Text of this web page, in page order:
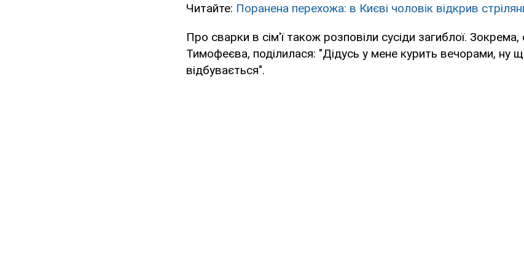
Читайте: Поранена перехожа: в Києві чоловік відкрив
Про сварки в сім'ї також розповіли сусіди загиблої.
Тимофеєва, поділилася: "Дідусь у мене курить вечорами, ну
відбувається".